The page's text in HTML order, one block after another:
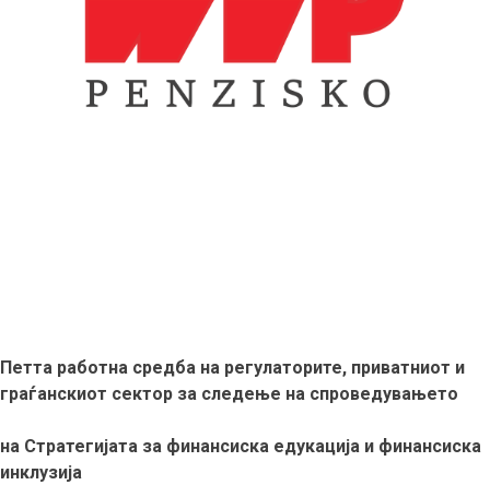
Петта работна средба на регулаторите, приватниот и
граѓанскиот сектор за следење на спроведувањето
на Стратегијата за финансиска едукација и финансиска
инклузија